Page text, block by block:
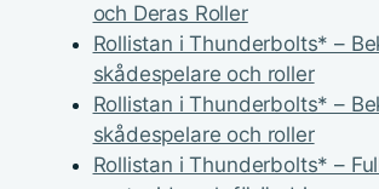
och Deras Roller
Rollistan i Thunderbolts* –
skådespelare och roller
Rollistan i Thunderbolts* –
skådespelare och roller
Rollistan i Thunderbolts* –